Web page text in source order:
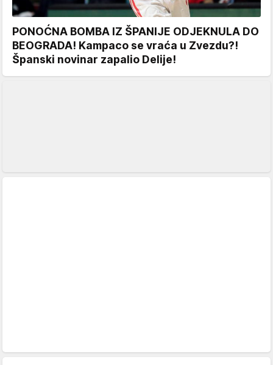
PONOĆNA BOMBA IZ ŠPANIJE ODJEKNULA DO
BEOGRADA! Kampaco se vraća u Zvezdu?!
Španski novinar zapalio Delije!